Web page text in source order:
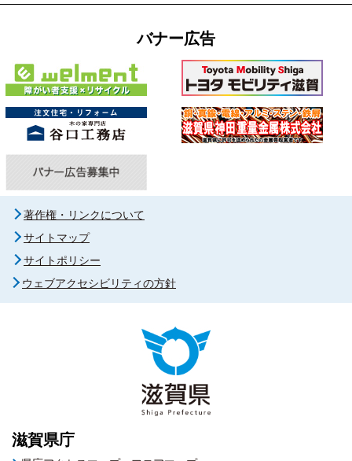
バナー広告
著作権・リンクについて
サイトマップ
サイトポリシー
ウェブアクセシビリティの方針
滋賀県庁